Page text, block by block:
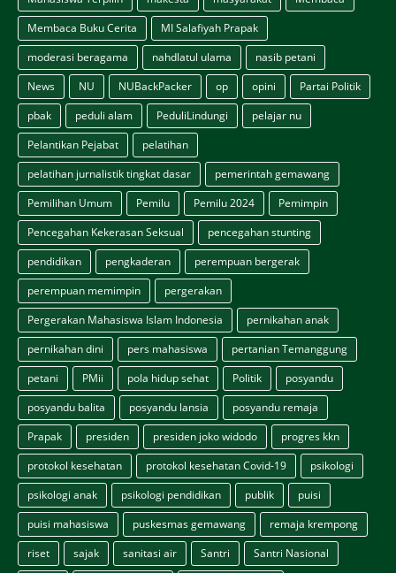
Membaca Buku Cerita
MI Salafiyah Prapak
moderasi beragama
nahdlatul ulama
nasib petani
News
NU NUBackPacker op opini
Partai Politik
pbak
peduli alam PeduliLindungi
pelajar nu
Pelantikan Pejabat
pelatihan
pelatihan jurnalistik tingkat dasar
pemerintah gemawang
Pemilihan Umum
Pemilu Pemilu 2024
Pemimpin
Pencegahan Kekerasan Seksual
pencegahan stunting
pendidikan
pengkaderan
perempuan bergerak
perempuan memimpin
pergerakan
Pergerakan Mahasiswa Islam Indonesia
pernikahan anak
pernikahan dini
pers mahasiswa
pertanian Temanggung
petani
PMii pola hidup sehat Politik
posyandu
posyandu balita
posyandu lansia
posyandu remaja
Prapak
presiden presiden joko widodo
progres kkn
protokol kesehatan
protokol kesehatan Covid-19
psikologi
psikologi anak
psikologi pendidikan publik
puisi
puisi mahasiswa
puskesmas gemawang
remaja krempong
riset
sajak sanitasi air Santri
Santri Nasional